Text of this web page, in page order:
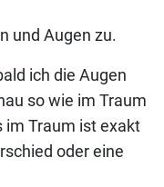
und Augen zu.
ich die Augen
so wie im Traum
im Traum ist exakt
oder eine